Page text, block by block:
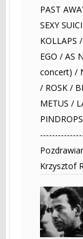
PAST
SEXY
KOLLAPS
EGO / AS
concert) /
/ ROSK /
METUS /
Krzysztof